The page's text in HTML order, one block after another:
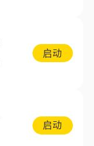
启动
启动